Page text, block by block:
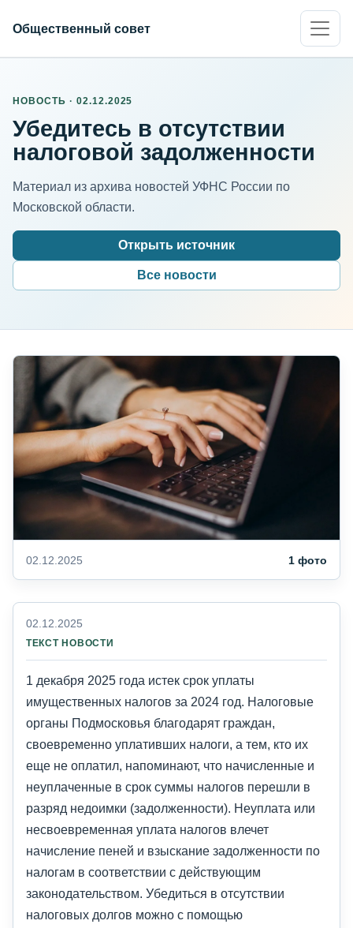
Общественный совет
НОВОСТЬ · 02.12.2025
Убедитесь в отсутствии
налоговой задолженности
Материал из архива новостей УФНС России по
Московской области.
Открыть источник
Все новости
02.12.2025 1 фото
02.12.2025
ТЕКСТ НОВОСТИ
1 декабря 2025 года истек срок уплаты
имущественных налогов за 2024 год. Налоговые
органы Подмосковья благодарят граждан,
своевременно уплативших налоги, а тем, кто их
еще не оплатил, напоминают, что начисленные и
неуплаченные в срок суммы налогов перешли в
разряд недоимки (задолженности). Неуплата или
несвоевременная уплата налогов влечет
начисление пеней и взыскание задолженности по
налогам в соответствии с действующим
законодательством. Убедиться в отсутствии
налоговых долгов можно с помощью